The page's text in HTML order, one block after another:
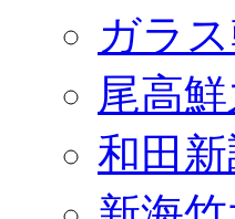
ガラ
尾高
和田